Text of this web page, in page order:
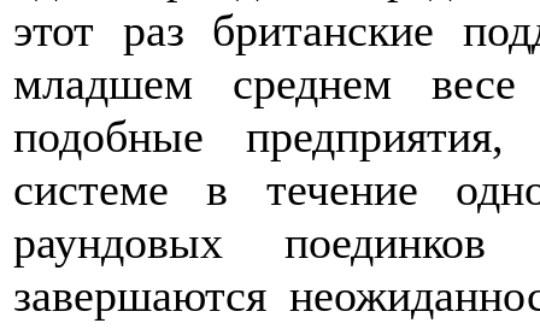
этот раз британские
младшем среднем
подобные
системе в течение
раундовых поединков
завершаются